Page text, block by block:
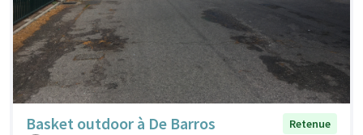
Basket outdoor à De Barros
Retenue